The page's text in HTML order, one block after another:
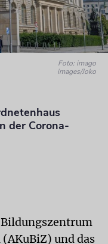
Foto: imago
images/Joko
der Corona-
und das